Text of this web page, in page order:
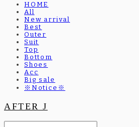
HOME
All
New arrival
Best
Outer
Suit
Top
Bottom
Shoes
Acc
Big sale
※Notice※
AFTER J